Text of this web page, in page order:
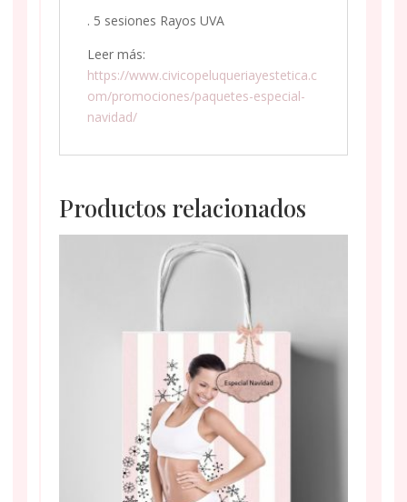
. 5 sesiones Rayos UVA
Leer más:
https://www.civicopeluqueriayestetica.c
om/promociones/paquetes-especial-
navidad/
Productos relacionados